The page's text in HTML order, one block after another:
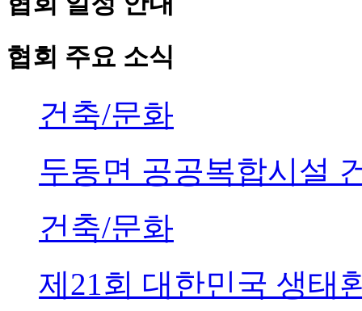
협회 주요 소식
건축/문화
두동면 공공복합시설
건축/문화
제21회 대한민국 생태